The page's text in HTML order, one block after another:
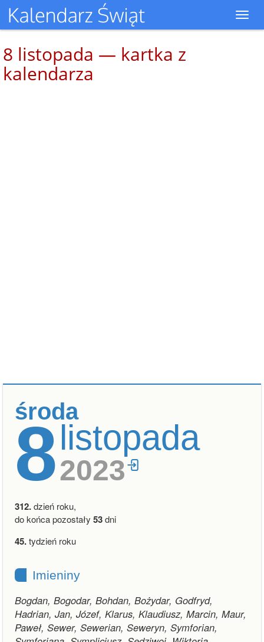
8 listopada — kartka z
kalendarza
środa
8listopada
2023
312.dzień roku,
do końca pozostały 53dni
45.tydzień roku
Imieniny
Bogdan, Bogodar, Bohdan, Bożydar, Godfryd,
Hadrian, Jan, Józef, Klarus, Klaudiusz, Marcin, Maur,
Paweł, Sewer, Sewerian, Seweryn, Symforian,